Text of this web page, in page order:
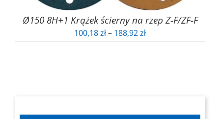
Ø150 8H+1 Krążek ścierny na rzep Z-F/ZF-F
100,18zł– 188,92złZakres